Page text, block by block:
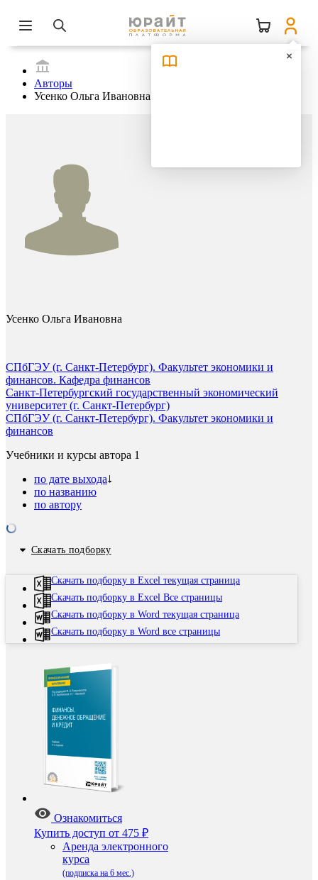
Авторы
Усенко Ольга Ивановна
Усенко Ольга Ивановна
СПбГЭУ (г. Санкт-Петербург). Факультет экономики и
финансов. Кафедра финансов
Санкт-Петербургский государственный экономический
университет (г. Санкт-Петербург)
СПбГЭУ (г. Санкт-Петербург). Факультет экономики и
финансов
Учебники и курсы автора 1
по дате выхода
по названию
по автору
Скачать подборку
Скачать подборку в Excel текущая страница
Скачать подборку в Excel Все страницы
Скачать подборку в Word текущая страница
Скачать подборку в Word все страницы
Ознакомиться
Купить доступ от 475 ₽
Аренда электронного
курса
(подписка на 6 мес.)